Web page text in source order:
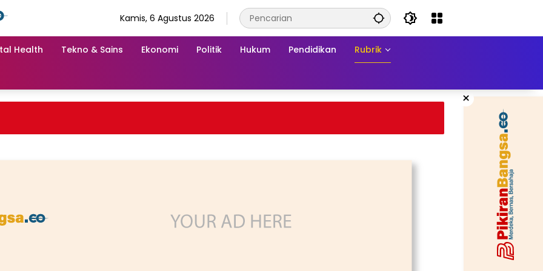
Kamis, 6 Agustus 2026
Health Tekno & Sains Ekonomi Politik Hukum Pendidikan Rubrik
×
Posting Pencapaian Pembangunan
Jalan, Akun Facebook Pemerintah
Kabupaten Rembang “Dirujak”